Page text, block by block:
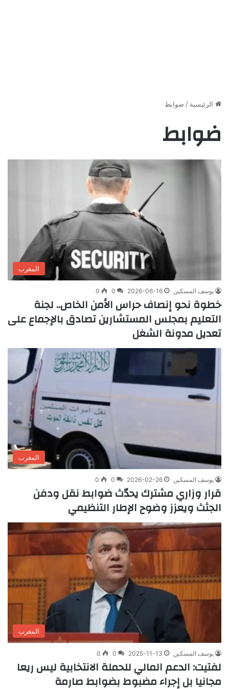
الرئيسية / ضوابط
ضوابط
المغرب
يوسف المسكين 2026-06-16
0
0
خطوة نحو إنصاف حراس الأمن الخاص.. لجنة
التعليم بمجلس المستشارين تصادق بالإجماع على
تعديل مدونة الشغل
المغرب
يوسف المسكين 2026-02-26
0
0
قرار وزاري مشترك يحدّث ضوابط نقل ودفن
الجثث ويعزز وضوح الإطار التنظيمي
المغرب
يوسف المسكين 2025-11-13
0
0
لفتيت: الدعم المالي للحملة الانتخابية ليس ريعا
مجانيا بل إجراء مضبوط بضوابط صارمة